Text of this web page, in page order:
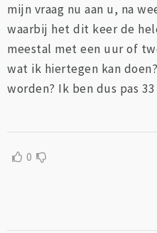
mijn vraag nu aan u, na
waarbij het dit keer de
meestal met een uur of
wat ik hiertegen kan
worden? Ik ben dus pas 33
0